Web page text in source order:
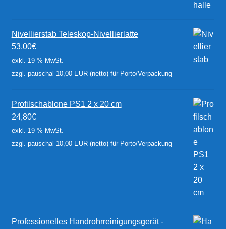
Nivellierstab Teleskop-Nivellierlatte
53,00€
exkl. 19 % MwSt.
zzgl. pauschal 10,00 EUR (netto) für Porto/Verpackung
Profilschablone PS1 2 x 20 cm
24,80€
exkl. 19 % MwSt.
zzgl. pauschal 10,00 EUR (netto) für Porto/Verpackung
Professionelles Handrohrreinigungsgerät -